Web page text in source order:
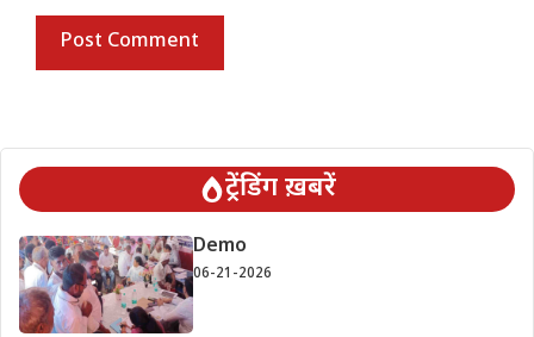
ट्रेंडिंग ख़बरें
Demo
06-21-2026